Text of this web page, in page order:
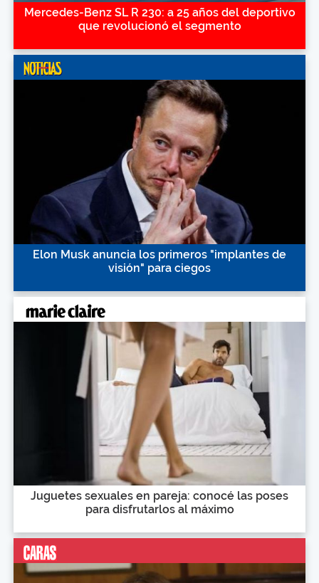
Mercedes-Benz SL R 230: a 25 años del deportivo
que revolucionó el segmento
Elon Musk anuncia los primeros "implantes de
visión" para ciegos
Juguetes sexuales en pareja: conocé las poses
para disfrutarlos al máximo